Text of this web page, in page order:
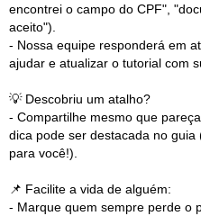
encontrei o campo do CPF",
aceito").
- Nossa equipe responderá em
ajudar e atualizar o tutorial com
💡 Descobriu um atalho?
- Compartilhe mesmo que
dica pode ser destacada no guia
para você!).
📌 Facilite a vida de alguém:
- Marque quem sempre perde o